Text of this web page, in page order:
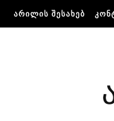
Skip to content
ᲐᲠᲘᲚᲘᲡ ᲨᲔᲡᲐᲮᲔᲑ